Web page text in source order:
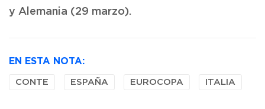
y Alemania (29 marzo).
EN ESTA NOTA:
CONTE ESPAÑA EUROCOPA ITALIA